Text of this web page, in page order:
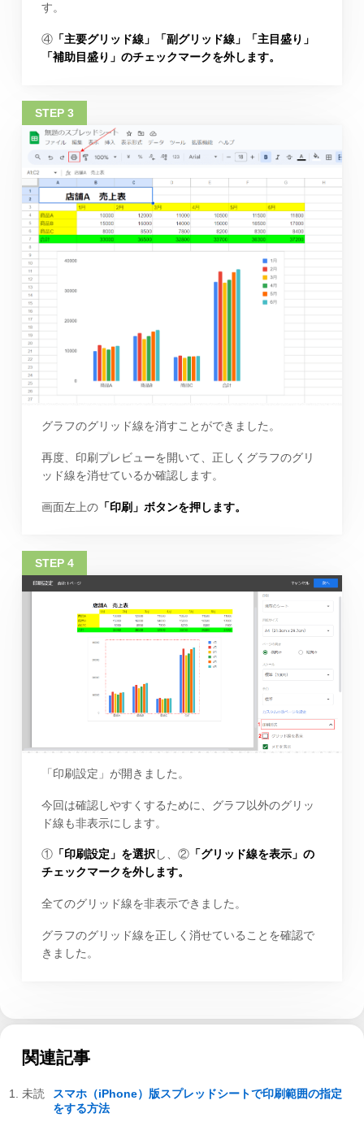
す。
④「主要グリッド線」「副グリッド線」「主目盛り」
「補助目盛り」のチェックマークを外します。
グラフのグリッド線を消すことができました。
再度、印刷プレビューを開いて、正しくグラフのグリ
ッド線を消せているか確認します。
画面左上の「印刷」ボタンを押します。
「印刷設定」が開きました。
今回は確認しやすくするために、グラフ以外のグリッ
ド線も非表示にします。
①「印刷設定」を選択し、②「グリッド線を表示」の
チェックマークを外します。
全てのグリッド線を非表示できました。
グラフのグリッド線を正しく消せていることを確認で
きました。
関連記事
スマホ（iPhone）版スプレッドシートで印刷範囲の指定
をする方法